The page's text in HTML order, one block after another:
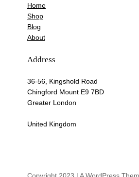
Home
Shop
Blog
About
Address
36-56, Kingshold Road
Chingford Mount E9 7BD
Greater London
United Kingdom